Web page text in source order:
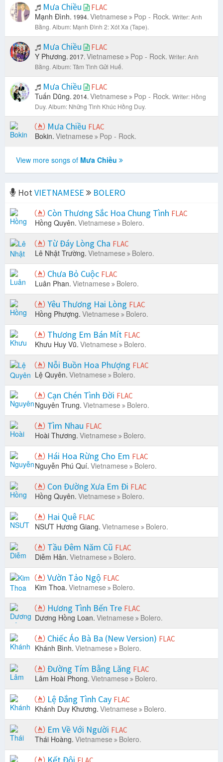
Mưa Chiều FLAC
Mạnh Đình. 1994. Vietnamese Pop - Rock. Writer: Anh
Bằng. Album: Mạnh Đình 2: Xót Xa (Tape).
Mưa Chiều FLAC
Y Phương. 2017. Vietnamese Pop - Rock. Writer: Anh
Bằng. Album: Tâm Tình Gửi Huế.
Mưa Chiều FLAC
Tuấn Dũng. 2014. Vietnamese Pop - Rock. Writer: Hồng
Duy. Album: Những Tình Khúc Hồng Duy.
Mưa Chiều FLAC
Bokin. Vietnamese Pop - Rock.
View more songs of Mưa Chiều
HotVIETNAMESE
BOLERO
Còn Thương Sắc Hoa Chung Tình FLAC
Hồng Quyên. Vietnamese Bolero.
Từ Đáy Lòng Cha FLAC
Lê Nhật Trường. Vietnamese Bolero.
Chưa Bỏ Cuộc FLAC
Luân Phan. Vietnamese Bolero.
Yêu Thương Hai Lòng FLAC
Hồng Phượng. Vietnamese Bolero.
Thương Em Bán Mít FLAC
Khưu Huy Vũ. Vietnamese Bolero.
Nỗi Buồn Hoa Phượng FLAC
Lệ Quyên. Vietnamese Bolero.
Cạn Chén Tình Đời FLAC
Nguyên Trung. Vietnamese Bolero.
Tìm Nhau FLAC
Hoài Thương. Vietnamese Bolero.
Hái Hoa Rừng Cho Em FLAC
Nguyễn Phú Quí. Vietnamese Bolero.
Con Đường Xưa Em Đi FLAC
Hồng Quyên. Vietnamese Bolero.
Hai Quê FLAC
NSƯT Hương Giang. Vietnamese Bolero.
Tầu Đêm Năm Cũ FLAC
Diễm Hân. Vietnamese Bolero.
Vườn Tảo Ngộ FLAC
Kim Thoa. Vietnamese Bolero.
Hương Tình Bến Tre FLAC
Dương Hồng Loan. Vietnamese Bolero.
Chiếc Áo Bà Ba (New Version) FLAC
Khánh Bình. Vietnamese Bolero.
Đường Tím Bằng Lăng FLAC
Lâm Hoài Phong. Vietnamese Bolero.
Lệ Đắng Tình Cay FLAC
Khánh Duy Khương. Vietnamese Bolero.
Em Về Với Người FLAC
Thái Hoàng. Vietnamese Bolero.